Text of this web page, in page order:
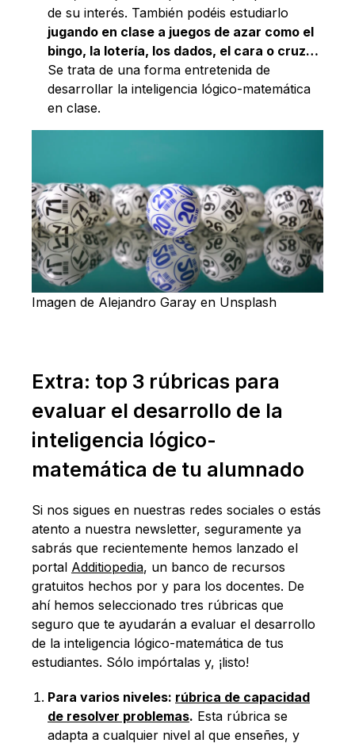
de su interés. También podéis estudiarlo
jugando en clase a juegos de azar como el
bingo, la lotería, los dados, el cara o cruz…
Se trata de una forma entretenida de
desarrollar la inteligencia lógico-matemática
en clase.
Imagen de Alejandro Garay en Unsplash
Extra: top 3 rúbricas para
evaluar el desarrollo de la
inteligencia lógico-
matemática de tu alumnado
Si nos sigues en nuestras redes sociales o estás
atento a nuestra newsletter, seguramente ya
sabrás que recientemente hemos lanzado el
portal Additiopedia, un banco de recursos
gratuitos hechos por y para los docentes. De
ahí hemos seleccionado tres rúbricas que
seguro que te ayudarán a evaluar el desarrollo
de la inteligencia lógico-matemática de tus
estudiantes. Sólo impórtalas y, ¡listo!
Para varios niveles: rúbrica de capacidad
de resolver problemas. Esta rúbrica se
adapta a cualquier nivel al que enseñes, y